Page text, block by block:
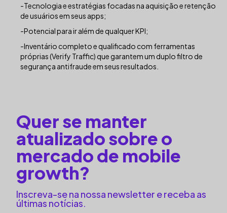
-Tecnologia e estratégias focadas na aquisição e retenção
de usuários em seus apps;
-Potencial para ir além de qualquer KPI;
-Inventário completo e qualificado com ferramentas
próprias (Verify Traffic) que garantem um duplo filtro de
segurança antifraude em seus resultados.
Quer se manter
atualizado sobre o
mercado de mobile
growth?
Inscreva-se na nossa newsletter e receba as
últimas notícias.